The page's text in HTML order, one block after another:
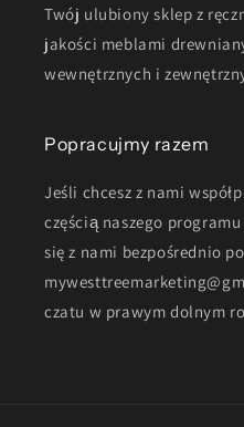
Twój ulubiony sklep z
jakości meblami
wewnętrznych i
Popracujmy razem
Jeśli chcesz z nami
częścią naszego
się z nami bezpośrednio
czatu w prawym dolnym